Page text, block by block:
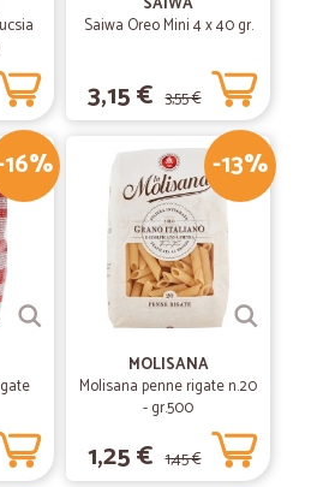
Saiwa Oreo Mini 4 x 40 gr.
3,15 € 3,55 €
-13%
MOLISANA
Molisana penne rigate n.20
- gr.500
1,25 € 1,45 €